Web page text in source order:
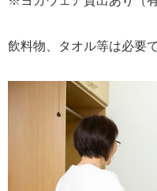
飲料物、タオル等は必要